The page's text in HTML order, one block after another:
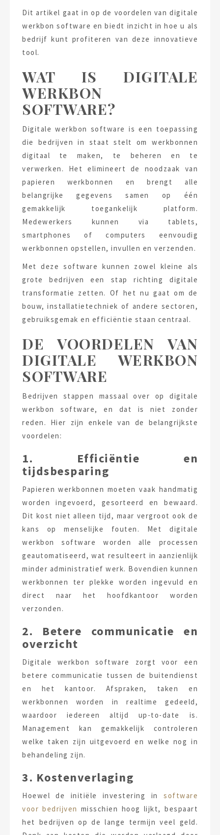
Dit artikel gaat in op de voordelen van digitale
werkbon software en biedt inzicht in hoe u als
bedrijf kunt profiteren van deze innovatieve
tool.
WAT IS DIGITALE
WERKBON
SOFTWARE?
Digitale werkbon software is een toepassing
die bedrijven in staat stelt om werkbonnen
digitaal te maken, te beheren en te
verwerken. Het elimineert de noodzaak van
papieren werkbonnen en brengt alle
belangrijke gegevens samen op één
gemakkelijk toegankelijk platform.
Medewerkers kunnen via tablets,
smartphones of computers eenvoudig
werkbonnen opstellen, invullen en verzenden.
Met deze software kunnen zowel kleine als
grote bedrijven een stap richting digitale
transformatie zetten. Of het nu gaat om de
bouw, installatietechniek of andere sectoren,
gebruiksgemak en efficiëntie staan centraal.
DE VOORDELEN VAN
DIGITALE WERKBON
SOFTWARE
Bedrijven stappen massaal over op digitale
werkbon software, en dat is niet zonder
reden. Hier zijn enkele van de belangrijkste
voordelen:
1. Efficiëntie en
tijdsbesparing
Papieren werkbonnen moeten vaak handmatig
worden ingevoerd, gesorteerd en bewaard.
Dit kost niet alleen tijd, maar vergroot ook de
kans op menselijke fouten. Met digitale
werkbon software worden alle processen
geautomatiseerd, wat resulteert in aanzienlijk
minder administratief werk. Bovendien kunnen
werkbonnen ter plekke worden ingevuld en
direct naar het hoofdkantoor worden
verzonden.
2. Betere communicatie en
overzicht
Digitale werkbon software zorgt voor een
betere communicatie tussen de buitendienst
en het kantoor. Afspraken, taken en
werkbonnen worden in realtime gedeeld,
waardoor iedereen altijd up-to-date is.
Management kan gemakkelijk controleren
welke taken zijn uitgevoerd en welke nog in
behandeling zijn.
3. Kostenverlaging
Hoewel de initiële investering in
software
voor bedrijven misschien hoog lijkt, bespaart
het bedrijven op de lange termijn veel geld.